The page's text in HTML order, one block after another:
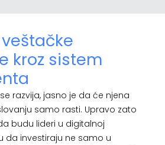
kroz sistem
razvija, jasno je da će njena
samo rasti. Upravo zato
budu lideri u digitalnoj
da investiraju ne samo u